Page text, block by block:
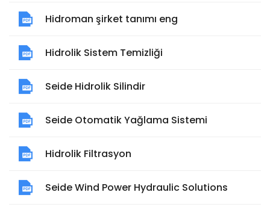
Hidroman şirket tanımı eng
Hidrolik Sistem Temizliği
Seide Hidrolik Silindir
Seide Otomatik Yağlama Sistemi
Hidrolik Filtrasyon
Seide Wind Power Hydraulic Solutions